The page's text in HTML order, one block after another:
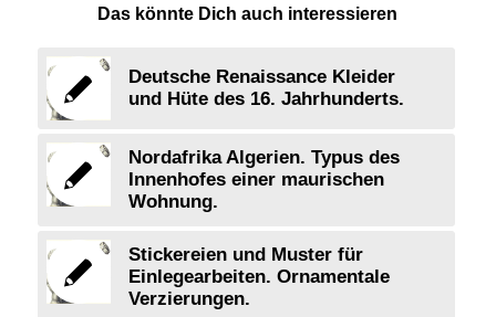
Das könnte Dich auch interessieren
Deutsche Renaissance Kleider
und Hüte des 16. Jahrhunderts.
Nordafrika Algerien. Typus des
Innenhofes einer maurischen
Wohnung.
Stickereien und Muster für
Einlegearbeiten. Ornamentale
Verzierungen.